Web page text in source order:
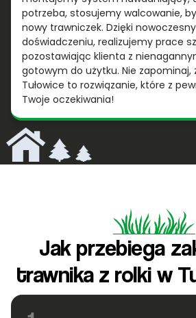
potrzeba, stosujemy walcowanie,
nowy trawniczek. Dzięki
doświadczeniu, realizujemy prace
pozostawiając klienta z
gotowym do użytku. Nie zapominaj,
Tułowice to rozwiązanie, które z
Twoje oczekiwania!
Jak przebiega
trawnika z rolki w